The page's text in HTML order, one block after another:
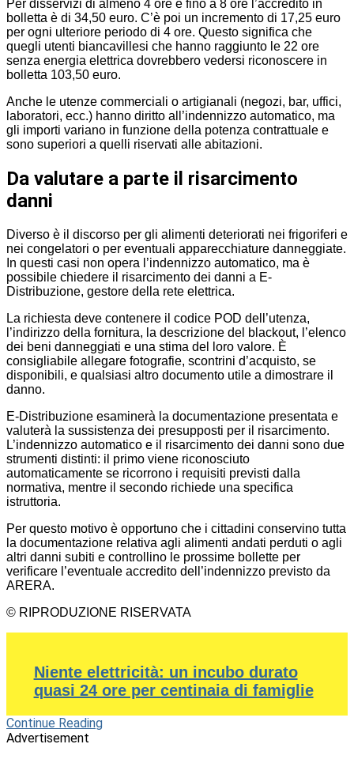
Per disservizi di almeno 4 ore e fino a 8 ore l’accredito in
bolletta è di 34,50 euro. C’è poi un incremento di 17,25 euro
per ogni ulteriore periodo di 4 ore. Questo significa che
quegli utenti biancavillesi che hanno raggiunto le 22 ore
senza energia elettrica dovrebbero vedersi riconoscere in
bolletta 103,50 euro.
Anche le utenze commerciali o artigianali (negozi, bar, uffici,
laboratori, ecc.) hanno diritto all’indennizzo automatico, ma
gli importi variano in funzione della potenza contrattuale e
sono superiori a quelli riservati alle abitazioni.
Da valutare a parte il risarcimento
danni
Diverso è il discorso per gli alimenti deteriorati nei frigoriferi e
nei congelatori o per eventuali apparecchiature danneggiate.
In questi casi non opera l’indennizzo automatico, ma è
possibile chiedere il risarcimento dei danni a E-
Distribuzione, gestore della rete elettrica.
La richiesta deve contenere il codice POD dell’utenza,
l’indirizzo della fornitura, la descrizione del blackout, l’elenco
dei beni danneggiati e una stima del loro valore. È
consigliabile allegare fotografie, scontrini d’acquisto, se
disponibili, e qualsiasi altro documento utile a dimostrare il
danno.
E-Distribuzione esaminerà la documentazione presentata e
valuterà la sussistenza dei presupposti per il risarcimento.
L’indennizzo automatico e il risarcimento dei danni sono due
strumenti distinti: il primo viene riconosciuto
automaticamente se ricorrono i requisiti previsti dalla
normativa, mentre il secondo richiede una specifica
istruttoria.
Per questo motivo è opportuno che i cittadini conservino tutta
la documentazione relativa agli alimenti andati perduti o agli
altri danni subiti e controllino le prossime bollette per
verificare l’eventuale accredito dell’indennizzo previsto da
ARERA.
© RIPRODUZIONE RISERVATA
Niente elettricità: un incubo durato
quasi 24 ore per centinaia di famiglie
Continue Reading
Advertisement